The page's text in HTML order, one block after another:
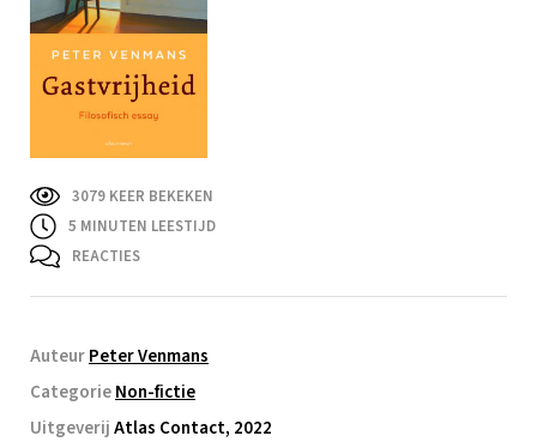
3079 KEER BEKEKEN
5 MINUTEN LEESTIJD
REACTIES
AuteurPeter Venmans
CategorieNon-fictie
UitgeverijAtlas Contact, 2022